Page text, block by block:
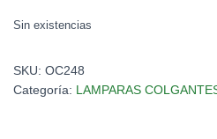
Sin existencias
SKU: OC248
Categoría: LAMPARAS